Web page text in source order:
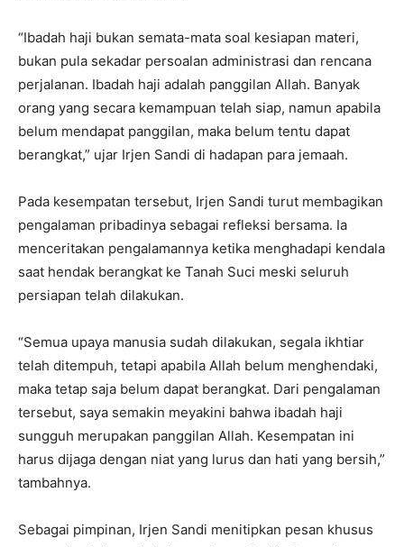
“Ibadah haji bukan semata-mata soal kesiapan materi,
bukan pula sekadar persoalan administrasi dan rencana
perjalanan. Ibadah haji adalah panggilan Allah. Banyak
orang yang secara kemampuan telah siap, namun apabila
belum mendapat panggilan, maka belum tentu dapat
berangkat,” ujar Irjen Sandi di hadapan para jemaah.
Pada kesempatan tersebut, Irjen Sandi turut membagikan
pengalaman pribadinya sebagai refleksi bersama. Ia
menceritakan pengalamannya ketika menghadapi kendala
saat hendak berangkat ke Tanah Suci meski seluruh
persiapan telah dilakukan.
“Semua upaya manusia sudah dilakukan, segala ikhtiar
telah ditempuh, tetapi apabila Allah belum menghendaki,
maka tetap saja belum dapat berangkat. Dari pengalaman
tersebut, saya semakin meyakini bahwa ibadah haji
sungguh merupakan panggilan Allah. Kesempatan ini
harus dijaga dengan niat yang lurus dan hati yang bersih,”
tambahnya.
Sebagai pimpinan, Irjen Sandi menitipkan pesan khusus